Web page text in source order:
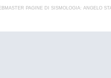
PAGINE DI SISMOLOGIA: ANGELO